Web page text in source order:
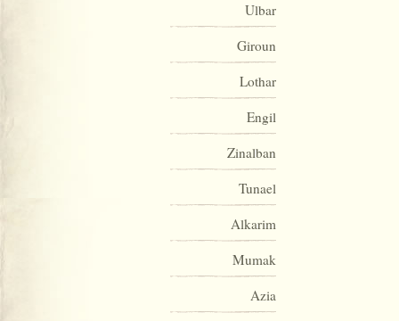
Ulbar
Giroun
Lothar
Engil
Zinalban
Tunael
Alkarim
Mumak
Azia